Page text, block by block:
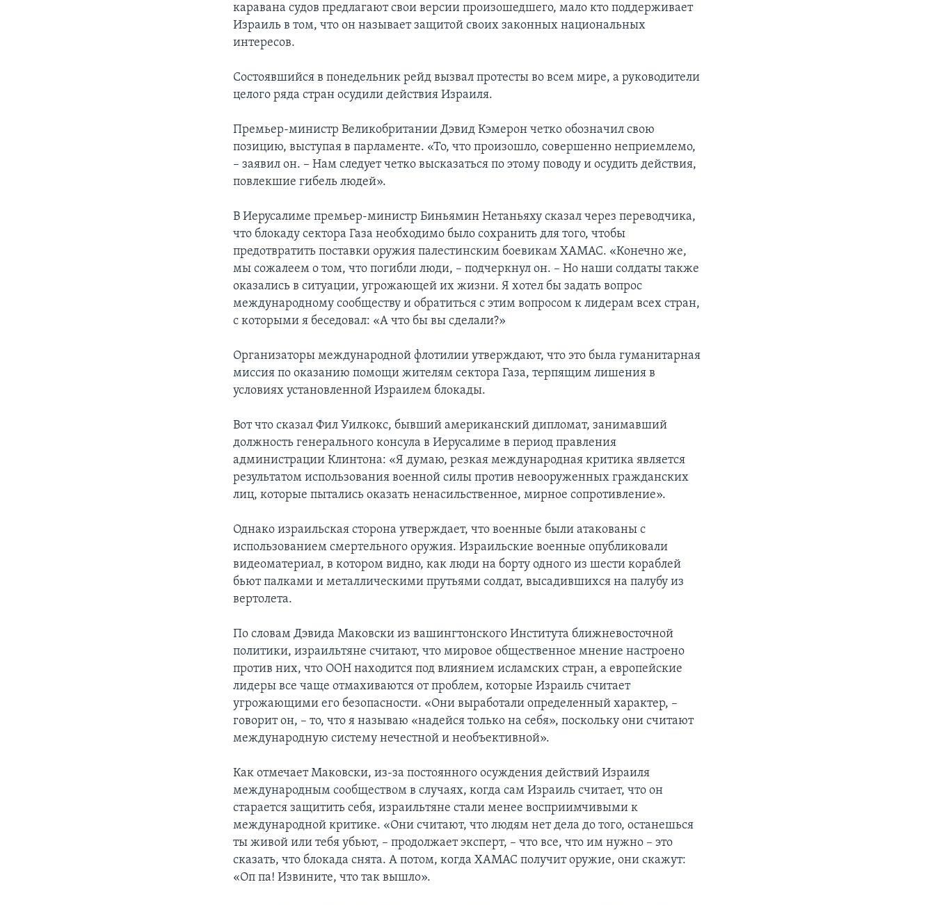
каравана судов предлагают свои версии произошедшего, мало кто поддерживает
Израиль в том, что он называет защитой своих законных национальных
интересов.
Состоявшийся в понедельник рейд вызвал протесты во всем мире, а руководители
целого ряда стран осудили действия Израиля.
Премьер-министр Великобритании Дэвид Кэмерон четко обозначил свою
позицию, выступая в парламенте. «То, что произошло, совершенно неприемлемо,
– заявил он. – Нам следует четко высказаться по этому поводу и осудить действия,
повлекшие гибель людей».
В Иерусалиме премьер-министр Биньямин Нетаньяху сказал через переводчика,
что блокаду сектора Газа необходимо было сохранить для того, чтобы
предотвратить поставки оружия палестинским боевикам ХАМАС. «Конечно же,
мы сожалеем о том, что погибли люди, – подчеркнул он. – Но наши солдаты также
оказались в ситуации, угрожающей их жизни. Я хотел бы задать вопрос
международному сообществу и обратиться с этим вопросом к лидерам всех стран,
с которыми я беседовал: «А что бы вы сделали?»
Организаторы международной флотилии утверждают, что это была гуманитарная
миссия по оказанию помощи жителям сектора Газа, терпящим лишения в
условиях установленной Израилем блокады.
Вот что сказал Фил Уилкокс, бывший американский дипломат, занимавший
должность генерального консула в Иерусалиме в период правления
администрации Клинтона: «Я думаю, резкая международная критика является
результатом использования военной силы против невооруженных гражданских
лиц, которые пытались оказать ненасильственное, мирное сопротивление».
Однако израильская сторона утверждает, что военные были атакованы с
использованием смертельного оружия. Израильские военные опубликовали
видеоматериал, в котором видно, как люди на борту одного из шести кораблей
бьют палками и металлическими прутьями солдат, высадившихся на палубу из
вертолета.
По словам Дэвида Маковски из вашингтонского Института ближневосточной
политики, израильтяне считают, что мировое общественное мнение настроено
против них, что ООН находится под влиянием исламских стран, а европейские
лидеры все чаще отмахиваются от проблем, которые Израиль считает
угрожающими его безопасности. «Они выработали определенный характер, –
говорит он, – то, что я называю «надейся только на себя», поскольку они считают
международную систему нечестной и необъективной».
Как отмечает Маковски, из-за постоянного осуждения действий Израиля
международным сообществом в случаях, когда сам Израиль считает, что он
старается защитить себя, израильтяне стали менее восприимчивыми к
международной критике. «Они считают, что людям нет дела до того, останешься
ты живой или тебя убьют, – продолжает эксперт, – что все, что им нужно – это
сказать, что блокада снята. А потом, когда ХАМАС получит оружие, они скажут:
«Оп па! Извините, что так вышло».